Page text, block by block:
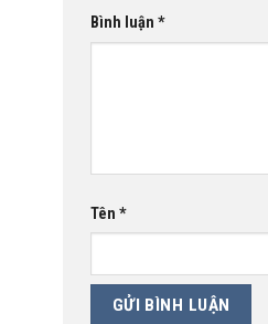
Bình luận *
Tên *